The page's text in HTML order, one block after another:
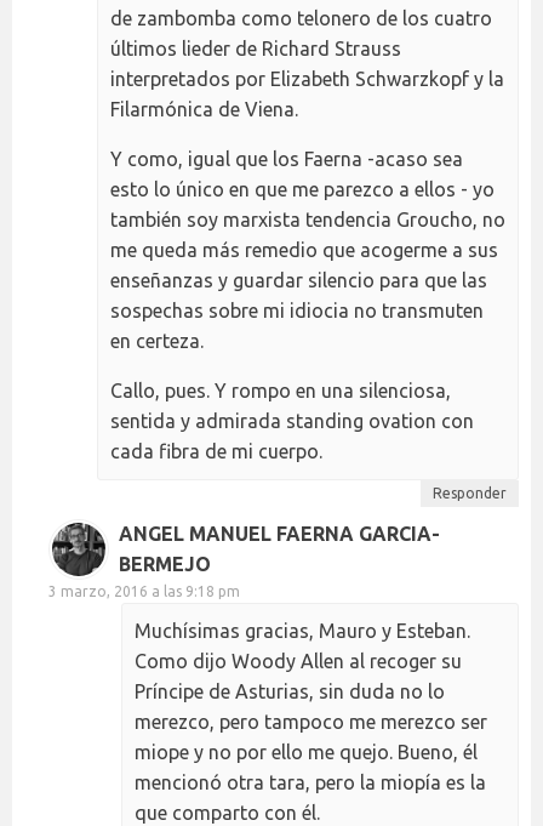
de zambomba como telonero de los cuatro
últimos lieder de Richard Strauss
interpretados por Elizabeth Schwarzkopf y la
Filarmónica de Viena.
Y como, igual que los Faerna -acaso sea
esto lo único en que me parezco a ellos - yo
también soy marxista tendencia Groucho, no
me queda más remedio que acogerme a sus
enseñanzas y guardar silencio para que las
sospechas sobre mi idiocia no transmuten
en certeza.
Callo, pues. Y rompo en una silenciosa,
sentida y admirada standing ovation con
cada fibra de mi cuerpo.
Responder
ANGEL MANUEL FAERNA GARCIA-
BERMEJO
3 marzo, 2016 a las 9:18 pm
Muchísimas gracias, Mauro y Esteban.
Como dijo Woody Allen al recoger su
Príncipe de Asturias, sin duda no lo
merezco, pero tampoco me merezco ser
miope y no por ello me quejo. Bueno, él
mencionó otra tara, pero la miopía es la
que comparto con él.